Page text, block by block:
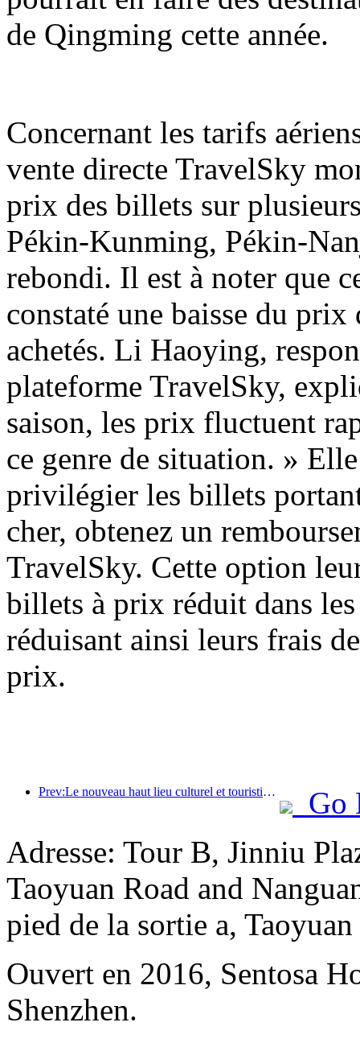
de Qingming cette année.
Concernant les tarifs
vente directe TravelSky
prix des billets sur
Pékin-Kunming, Pékin-
rebondi. Il est à noter que
constaté une baisse du
achetés. Li Haoying,
plateforme TravelSky,
saison, les prix fluctuent
ce genre de situation. »
privilégier les billets
cher, obtenez un
TravelSky. Cette option
billets à prix réduit dans
réduisant ainsi leurs frais
prix.
Prev:Le nouveau haut lieu culturel et touristique du quartier de Pinnacle Park à Pékin ouvrira officiellement ses portes cette année.
Go
Adresse: Tour B, Jinniu
Taoyuan Road and
pied de la sortie a,
Ouvert en 2016, Sentosa
Shenzhen.